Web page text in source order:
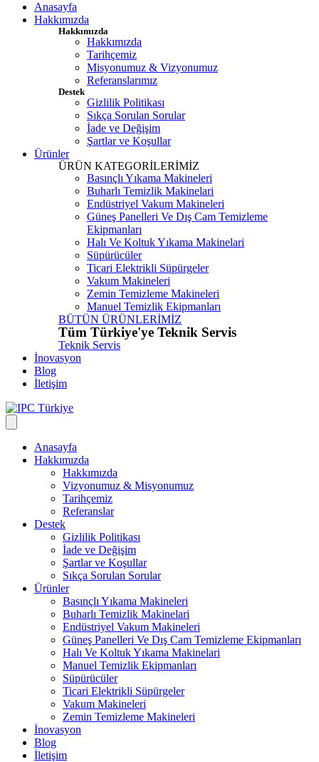
Anasayfa
Hakkımızda
Hakkımızda
Hakkımızda
Tarihçemiz
Misyonumuz & Vizyonumuz
Referanslarımız
Destek
Gizlilik Politikası
Sıkça Sorulan Sorular
İade ve Değişim
Şartlar ve Koşullar
Ürünler
ÜRÜN KATEGORİLERİMİZ
Basınçlı Yıkama Makineleri
Buharlı Temizlik Makinelari
Endüstriyel Vakum Makineleri
Güneş Panelleri Ve Dış Cam Temizleme
Ekipmanları
Halı Ve Koltuk Yıkama Makinelari
Süpürücüler
Ticari Elektrikli Süpürgeler
Vakum Makineleri
Zemin Temizleme Makineleri
Manuel Temizlik Ekipmanları
BÜTÜN ÜRÜNLERİMİZ
Tüm Türkiye'ye Teknik Servis
Teknik Servis
İnovasyon
Blog
İletişim
Anasayfa
Hakkımızda
Hakkımızda
Vizyonumuz & Misyonumuz
Tarihçemiz
Referanslar
Destek
Gizlilik Politikası
İade ve Değişim
Şartlar ve Koşullar
Sıkça Sorulan Sorular
Ürünler
Basınçlı Yıkama Makineleri
Buharlı Temizlik Makinelari
Endüstriyel Vakum Makineleri
Güneş Panelleri Ve Dış Cam Temizleme Ekipmanları
Halı Ve Koltuk Yıkama Makinelari
Manuel Temizlik Ekipmanları
Süpürücüler
Ticari Elektrikli Süpürgeler
Vakum Makineleri
Zemin Temizleme Makineleri
İnovasyon
Blog
İletişim